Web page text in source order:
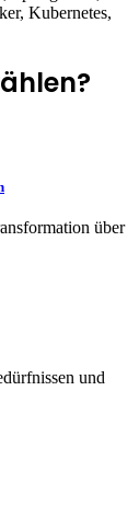
Kubernetes,
über
und